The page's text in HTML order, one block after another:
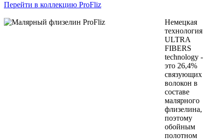
Перейти в коллекцию ProFliz
Немецкая
технология
ULTRA
FIBERS
technology -
это 26,4%
связующих
волокон в
составе
малярного
флизелина,
поэтому
обойным
полотном